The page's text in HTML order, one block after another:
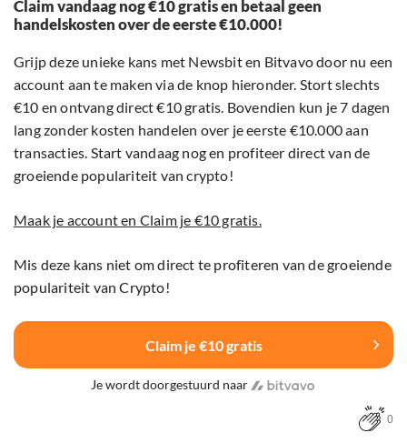
Claim vandaag nog €10 gratis en betaal geen
handelskosten over de eerste €10.000!
Grijp deze unieke kans met Newsbit en Bitvavo door nu een
account aan te maken via de knop hieronder. Stort slechts
€10 en ontvang direct €10 gratis. Bovendien kun je 7 dagen
lang zonder kosten handelen over je eerste €10.000 aan
transacties. Start vandaag nog en profiteer direct van de
groeiende populariteit van crypto!
Maak je account en Claim je €10 gratis.
Mis deze kans niet om direct te profiteren van de groeiende
populariteit van Crypto!
Claim je €10 gratis
Je wordt doorgestuurd naar
0